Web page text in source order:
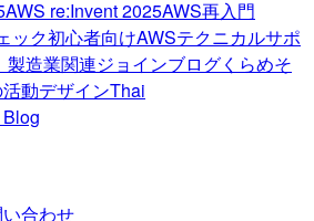
AWS re:Invent 2025AWS再入門
ック初心者向けAWSテクニカルサポ
製造業関連ジョインブログくらめそ
動デザインThai
合わせ